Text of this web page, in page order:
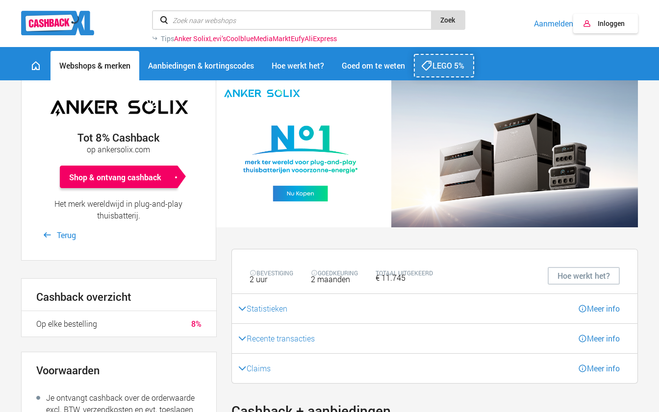
Zoek
TipsAnker SolixLevi’sCoolblueMediaMarktEufyAliExpress
Aanmelden Inloggen
Webshops & merken Aanbiedingen & kortingscodes Hoe werkt het? Goed om te weten LEGO 5%
Tot 8% Cashback
op ankersolix.com
Shop & ontvang cashback
Het merk wereldwijd in plug-and-play
thuisbatterij.
Terug
BEVESTIGING
2 uur
GOEDKEURING
2 maanden
TOTAAL UITGEKEERD
€ 11.745 Hoe werkt het?
Statistieken Meer info
Recente transacties Meer info
Claims Meer info
Cashback overzicht
8%
Op elke bestelling
Voorwaarden
Je ontvangt cashback over de orderwaarde
excl. BTW, verzendkosten en evt. toeslagen